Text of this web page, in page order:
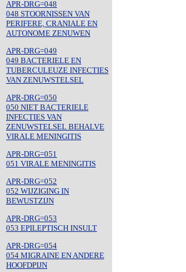
APR-DRG=048
048 STOORNISSEN VAN
PERIFERE, CRANIALE EN
AUTONOME ZENUWEN
APR-DRG=049
049 BACTERIELE EN
TUBERCULEUZE INFECTIES
VAN ZENUWSTELSEL
APR-DRG=050
050 NIET BACTERIELE
INFECTIES VAN
ZENUWSTELSEL BEHALVE
VIRALE MENINGITIS
APR-DRG=051
051 VIRALE MENINGITIS
APR-DRG=052
052 WIJZIGING IN
BEWUSTZIJN
APR-DRG=053
053 EPILEPTISCH INSULT
APR-DRG=054
054 MIGRAINE EN ANDERE
HOOFDPIJN